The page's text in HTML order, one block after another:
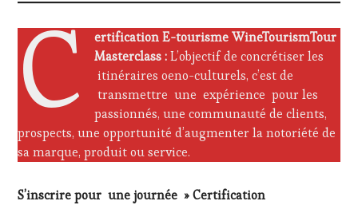
C
ertification E-tourisme WineTourismTour
Masterclass :L’objectif de concrétiser les
itinéraires oeno-culturels, c’est de
transmettre une expérience pour les
passionnés, une communauté de clients,
prospects, une opportunité d’augmenter la notoriété de
sa marque, produit ou service.
S’inscrire pour une journée » Certification